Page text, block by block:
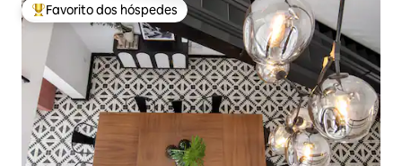
Favoritos dos hóspedes mais apreciados
Favorito dos hóspedes